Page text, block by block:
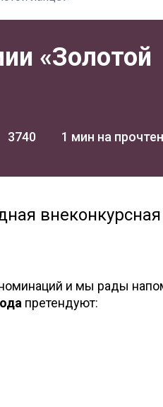
«Золотой
3740 1 мин на
внеконкурсная
и мы рады
претендуют: